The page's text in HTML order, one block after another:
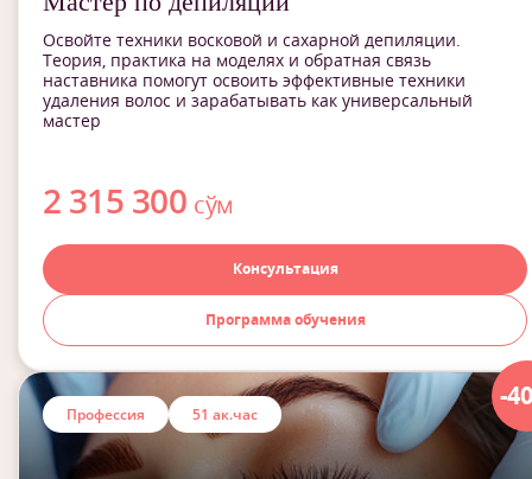
Освойте техники восковой и сахарной депиляции.
Теория, практика на моделях и обратная связь
наставника помогут освоить эффективные техники
удаления волос и зарабатывать как универсальный
мастер
2 315 300 сўм
Консультация
Программа обучения
-
Профессия 51 ак.час